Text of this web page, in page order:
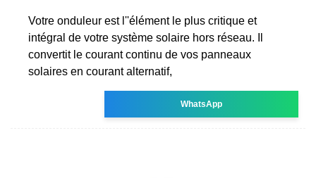
Votre onduleur est l''élément le plus critique et
intégral de votre système solaire hors réseau. Il
convertit le courant continu de vos panneaux
solaires en courant alternatif,
WhatsApp